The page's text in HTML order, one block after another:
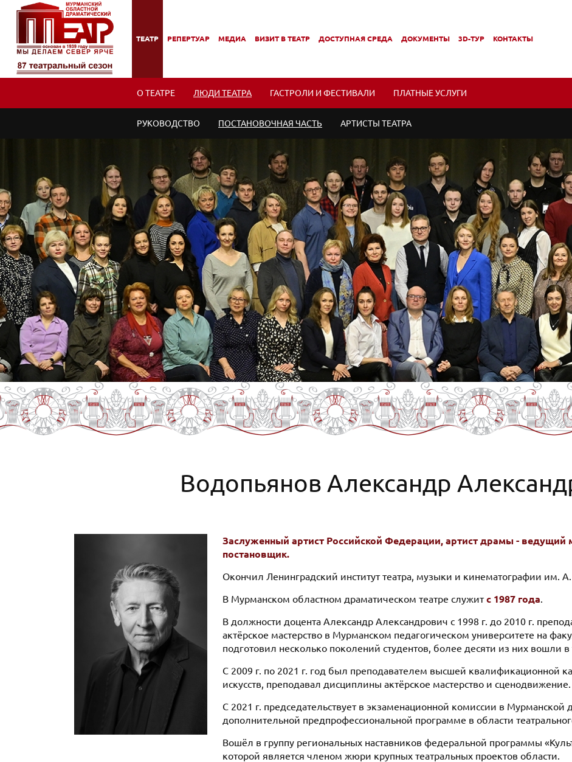
ТЕАТР
РЕПЕРТУАР
МЕДИА
ВИЗИТ В ТЕАТР
ДОСТУПНАЯ СРЕДА
ДОКУМЕНТЫ
3D-ТУР КОНТАКТЫ
О ТЕАТРЕ ЛЮДИ ТЕАТРА ГАСТРОЛИ И ФЕСТИВАЛИ ПЛАТНЫЕ УСЛУГИ
РУКОВОДСТВО ПОСТАНОВОЧНАЯ ЧАСТЬ АРТИСТЫ ТЕАТРА
Водопьянов Александр
Заслуженный артист Российской Федерации, артист драмы - ведущий
постановщик.
Окончил Ленинградский институт театра, музыки и кинематографии им. А.
В Мурманском областном драматическом театре служитс 1987 года.
В должности доцента Александр Александрович с 1998 г. до 2010 г.
актёрское мастерство в Мурманском педагогическом университете на
подготовил несколько поколений студентов, более десяти из них вошли в
С 2009 г. по 2021 г. год был преподавателем высшей квалификационной
искусств, преподавал дисциплины актёрское мастерство и сценодвижение.
С 2021 г. председательствует в экзаменационной комиссии в Мурманской
дополнительной предпрофессиональной программе в области
Вошёл в группу региональных наставников федеральной программы
которой является членом жюри крупных театральных проектов области.